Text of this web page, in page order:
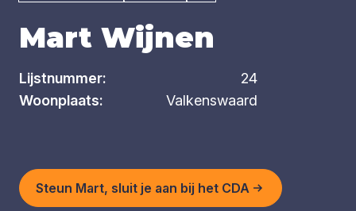
Mart Wijnen
Lijstnummer:
24
Woonplaats:
Valkenswaard
Steun Mart, sluit je aan bij het CDA